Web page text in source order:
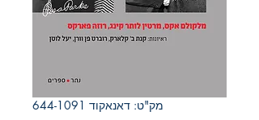
מק"ט: דאנאקוד 644-1091